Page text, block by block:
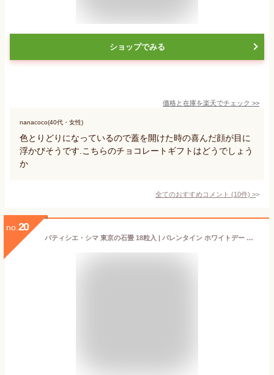
ショップでみる
価格と在庫を楽天でチェック >>
nanacoco(40代・女性)
色とりどりになっているので蓋を開けた時の喜んだ顔が目に
浮かびそうです.こちらのチョコレートギフトはどうでしょう
か
全てのおすすめコメント (10件) >
no. 20
パティシエ・シマ 東京の石畳 18粒入 | バレンタイン ホワイトデー お返し お菓子 WD ギフト プレゼント 父の日 お中元 敬老の日 御歳暮 お歳暮 お年賀 生チョコ チョコレート お土産 誕生日 タカナシミルク パティシエ・シマ ラトリエ・ド・シマ 島田進 島田シェフ